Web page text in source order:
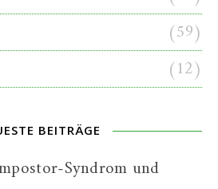
(59)
(12)
BEITRÄGE
Syndrom und